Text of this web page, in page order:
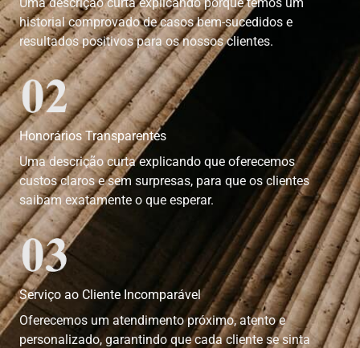
Uma descrição curta explicando porque temos um
historial comprovado de casos bem-sucedidos e
resultados positivos para os nossos clientes.
Honorários Transparentes
Uma descrição curta explicando que oferecemos
custos claros e sem surpresas, para que os clientes
saibam exatamente o que esperar.
Serviço ao Cliente Incomparável
Oferecemos um atendimento próximo, atento e
personalizado, garantindo que cada cliente se sinta